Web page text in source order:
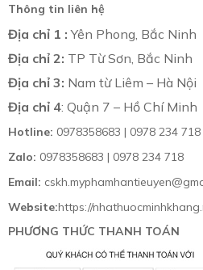
Thông tin liên hệ
Địa chỉ 1 :Yên Phong, Bắc Ninh
Địa chỉ 2: TP Từ Sơn, Bắc Ninh
Địa chỉ 3: Nam từ Liêm – Hà Nội
Địa chỉ 4: Quận 7 – Hồ Chí Minh
Hotline: 0978358683 | 0978 234 718
Zalo: 0978358683 | 0978 234 718
Email:
Website:https://
PHƯƠNG THỨC THANH TOÁN